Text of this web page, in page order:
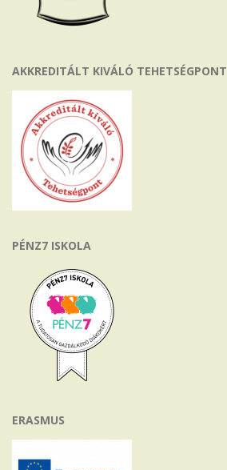
AKKREDITÁLT KIVÁLÓ TEHETSÉGPONT
PÉNZ7 ISKOLA
ERASMUS